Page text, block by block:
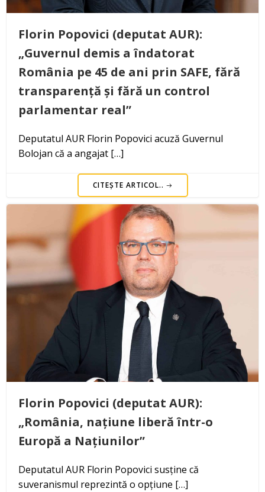
Florin Popovici (deputat AUR):
„Guvernul demis a îndatorat
România pe 45 de ani prin SAFE, fără
transparență și fără un control
parlamentar real”
Deputatul AUR Florin Popovici acuză Guvernul
Bolojan că a angajat […]
CITEȘTE ARTICOL..
Florin Popovici (deputat AUR):
„România, națiune liberă într-o
Europă a Națiunilor”
Deputatul AUR Florin Popovici susține că
suveranismul reprezintă o opțiune […]